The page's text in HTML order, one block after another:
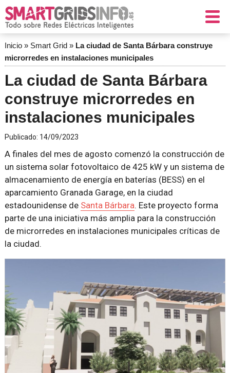
Inicio» Smart Grid» La ciudad de Santa Bárbara construye
microrredes en instalaciones municipales
La ciudad de Santa Bárbara
construye microrredes en
instalaciones municipales
Publicado: 14/09/2023
A finales del mes de agosto comenzó la construcción de
un sistema solar fotovoltaico de 425 kW y un sistema de
almacenamiento de energía en baterías (BESS) en el
aparcamiento Granada Garage, en la ciudad
estadounidense de Santa Bárbara. Este proyecto forma
parte de una iniciativa más amplia para la construcción
de microrredes en instalaciones municipales críticas de
la ciudad.